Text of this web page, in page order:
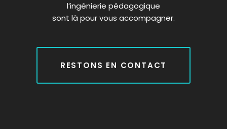
l’ingénierie pédagogique
sont là pour vous accompagner.
RESTONS EN CONTACT